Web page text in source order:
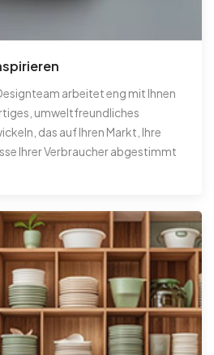
arbeitet eng mit Ihnen
umweltfreundliches
das auf Ihren Markt, Ihre
Ihrer Verbraucher abgestimmt